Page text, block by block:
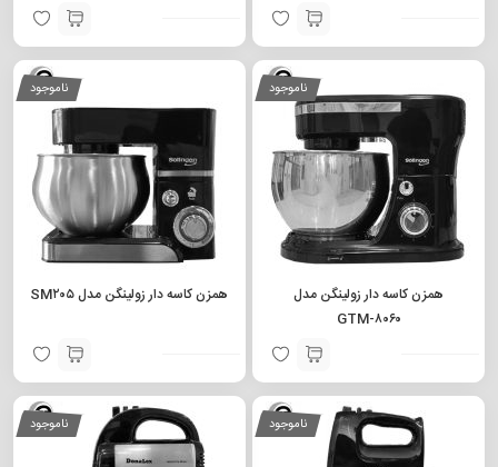
ناموجود
همزن کاسه دار زولینگن مدل
GTM-۸۰۶۰
ناموجود
همزن کاسه دار زولینگن مدل SM۲۰۵
ناموجود ناموجود